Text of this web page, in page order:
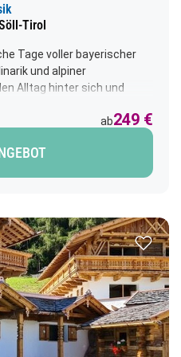
Tirol
Tage voller bayerischer
und alpiner
Alltag hinter sich und
Ausblicke, gemütliche
– vom Tegernsee
ab249 €
Zur